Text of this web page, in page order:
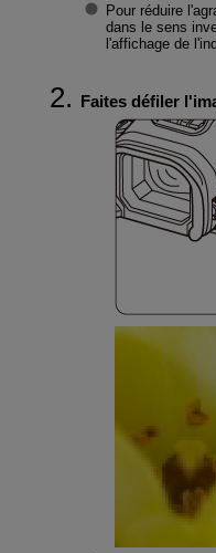
Pour réduire
dans le sens
l'affichage de
Faites défiler